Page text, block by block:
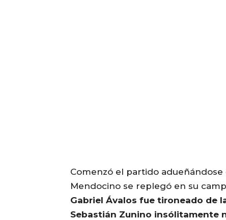
Comenzó el partido
Mendocino se replegó en su
Gabriel Ávalos fue tironeado de
Sebastián Zunino insólitamente